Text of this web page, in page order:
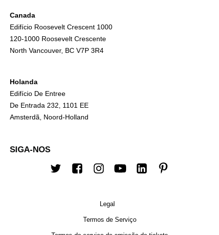
Canada
Edifício Roosevelt Crescent 1000
120-1000 Roosevelt Crescente
North Vancouver, BC V7P 3R4
Holanda
Edifício De Entree
De Entrada 232, 1101 EE
Amsterdã, Noord-Holland
SIGA-NOS
TwitterFacebookInstagram
YoutubeLinkedin
Legal
Termos de Serviço